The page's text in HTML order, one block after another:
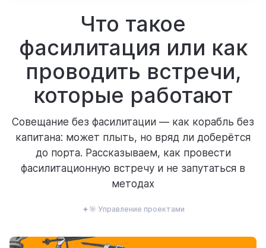
продукт
возможности
для кого
ресурсы
Что такое
фасилитация или как
проводить встречи,
которые работают
Совещание без фасилитации — как корабль без
капитана: может плыть, но вряд ли доберётся
до порта. Рассказываем, как провести
фасилитационную встречу и не запутаться в
методах
🎯 Управление проектами